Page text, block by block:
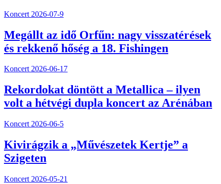
Koncert 2026-07-9
Megállt az idő Orfűn: nagy visszatérések
és rekkenő hőség a 18. Fishingen
Koncert 2026-06-17
Rekordokat döntött a Metallica – ilyen
volt a hétvégi dupla koncert az Arénában
Koncert 2026-06-5
Kivirágzik a „Művészetek Kertje” a
Szigeten
Koncert 2026-05-21